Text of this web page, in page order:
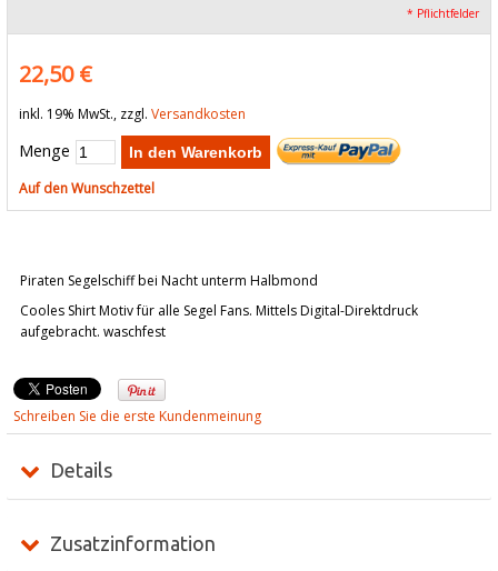
Piraten Segelschiff bei Nacht unterm Halbmond
Cooles Shirt Motiv für alle Segel Fans. Mittels Digital-Direktdruck
aufgebracht. waschfest
* Pflichtfelder
22,50 €
inkl. 19% MwSt., zzgl. Versandkosten
Menge In den Warenkorb
Auf den Wunschzettel
Schreiben Sie die erste Kundenmeinung
Details
Zusatzinformation